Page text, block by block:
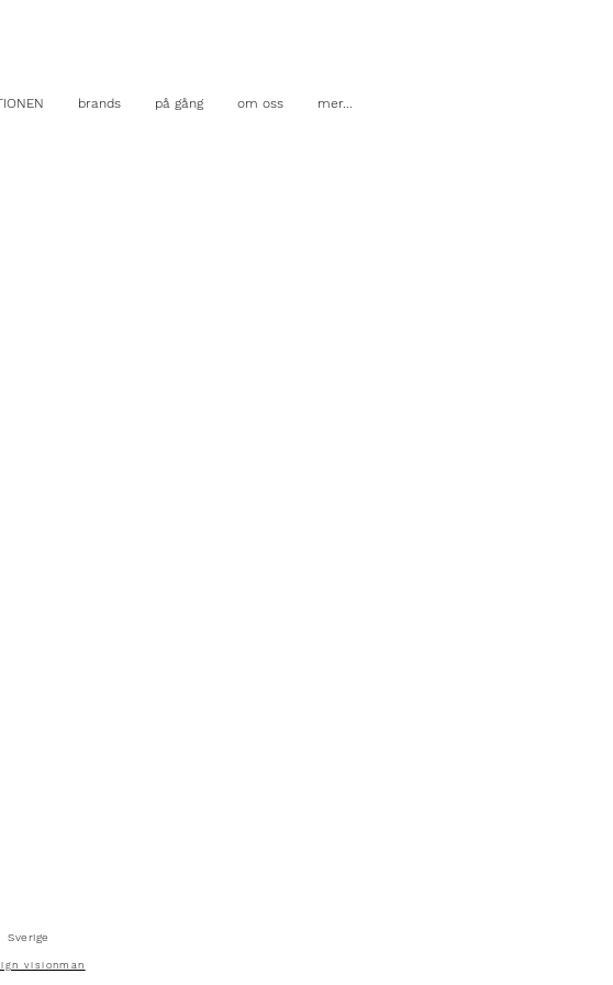
brands på gång om oss mer...
visionman